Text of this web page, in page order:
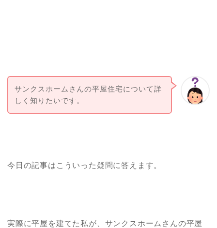
サンクスホームさんの平屋住宅について詳
しく知りたいです。
今日の記事はこういった疑問に答えます。
実際に平屋を建てた私が、サンクスホームさんの平屋